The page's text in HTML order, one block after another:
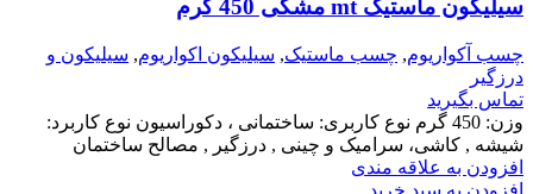
سیلیکون ماستیک mt مشکی 450 گرم
چسب آکواریوم, چسب ماستیک, سیلیکون اکواریوم, سیلیکون و
درزگیر
تماس بگیرید
وزن: 450 گرم
نوع کاربری: ساختمانی ، دکوراسیون نوع کاربرد:
شیشه , کاشی، سرامیک و چینی , درزگیر , مصالح ساختمان
افزودن به علاقه مندی
افزودن به سبد خرید